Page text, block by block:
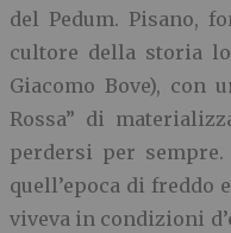
del Pedum. Pisano,
cultore della storia
Giacomo Bove), con
Rossa” di
perdersi per
quell’epoca di freddo
viveva in condizioni